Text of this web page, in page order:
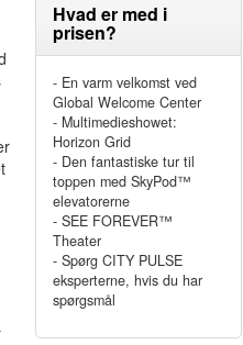
Hvad er med i
prisen?
- En varm velkomst ved
Global Welcome Center
- Multimedieshowet:
Horizon Grid
- Den fantastiske tur til
toppen med SkyPod™
elevatorerne
- SEE FOREVER™
Theater
- Spørg CITY PULSE
eksperterne, hvis du har
spørgsmål